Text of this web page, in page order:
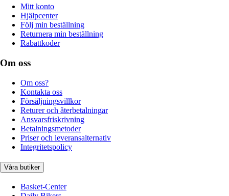
Mitt konto
Hjälpcenter
Följ min beställning
Returnera min beställning
Rabattkoder
Om oss
Om oss?
Kontakta oss
Försäljningsvillkor
Returer och återbetalningar
Ansvarsfriskrivning
Betalningsmetoder
Priser och leveransalternativ
Integritetspolicy
Våra butiker
Basket-Center